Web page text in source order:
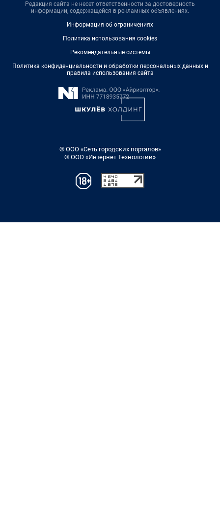
Редакция сайта не несет ответственности за достоверность
информации, содержащейся в рекламных объявлениях.
Информация об ограничениях
Политика использования cookies
Рекомендательные системы
Политика конфиденциальности и обработки персональных данных и
правила использования сайта
© ООО «Сеть городских порталов»
© ООО «Интернет Технологии»